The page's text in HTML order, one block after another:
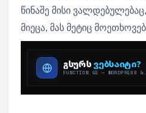
წინაშე მისი
მიეცა, მას მეტიც